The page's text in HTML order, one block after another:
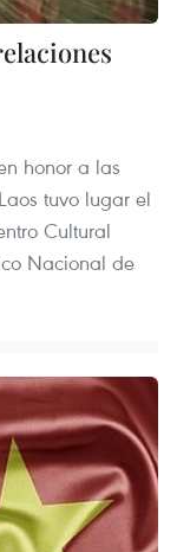
honor a las
tuvo lugar el
Cultural
Nacional de